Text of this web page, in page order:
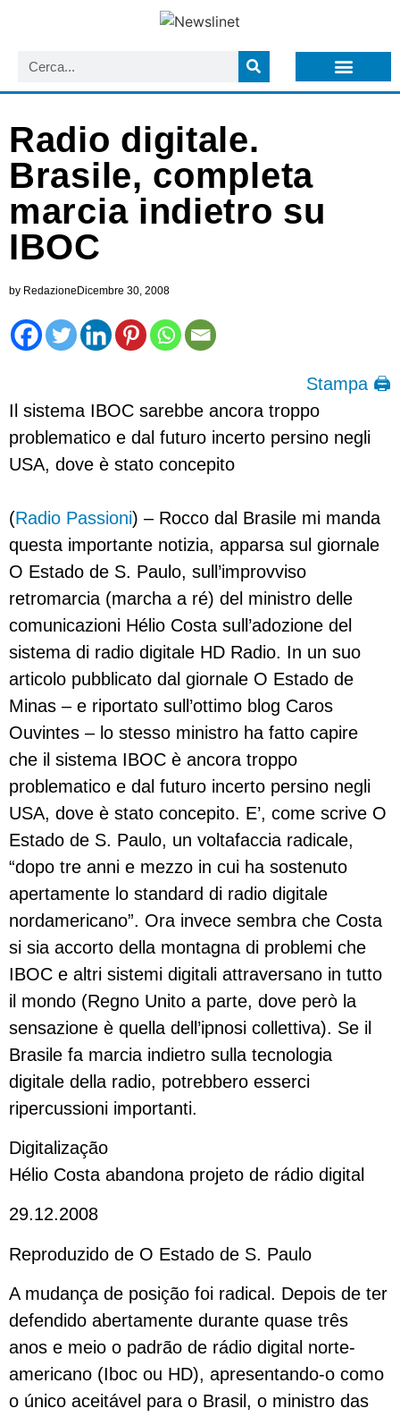
Radio digitale.
Brasile, completa
marcia indietro su
IBOC
by RedazioneDicembre 30, 2008
Stampa 🖨
Il sistema IBOC sarebbe ancora troppo
problematico e dal futuro incerto persino negli
USA, dove è stato concepito
(Radio Passioni) – Rocco dal Brasile mi manda
questa importante notizia, apparsa sul giornale
O Estado de S. Paulo, sull’improvviso
retromarcia (marcha a ré) del ministro delle
comunicazioni Hélio Costa sull’adozione del
sistema di radio digitale HD Radio. In un suo
articolo pubblicato dal giornale O Estado de
Minas – e riportato sull’ottimo blog Caros
Ouvintes – lo stesso ministro ha fatto capire
che il sistema IBOC è ancora troppo
problematico e dal futuro incerto persino negli
USA, dove è stato concepito. E’, come scrive O
Estado de S. Paulo, un voltafaccia radicale,
“dopo tre anni e mezzo in cui ha sostenuto
apertamente lo standard di radio digitale
nordamericano”. Ora invece sembra che Costa
si sia accorto della montagna di problemi che
IBOC e altri sistemi digitali attraversano in tutto
il mondo (Regno Unito a parte, dove però la
sensazione è quella dell’ipnosi collettiva). Se il
Brasile fa marcia indietro sulla tecnologia
digitale della radio, potrebbero esserci
ripercussioni importanti.
Digitalização
Hélio Costa abandona projeto de rádio digital
29.12.2008
Reproduzido de O Estado de S. Paulo
A mudança de posição foi radical. Depois de ter
defendido abertamente durante quase três
anos e meio o padrão de rádio digital norte-
americano (Iboc ou HD), apresentando-o como
o único aceitável para o Brasil, o ministro das